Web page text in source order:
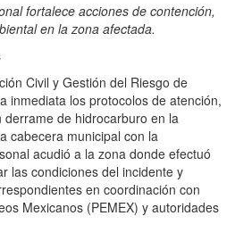
fortalece acciones de contención,
en la zona afectada.
Civil y Gestión del Riesgo de
inmediata los protocolos de atención,
de hidrocarburo en la
cabecera municipal con la
acudió a la zona donde efectuó
las condiciones del incidente y
en coordinación con
Mexicanos (PEMEX) y autoridades